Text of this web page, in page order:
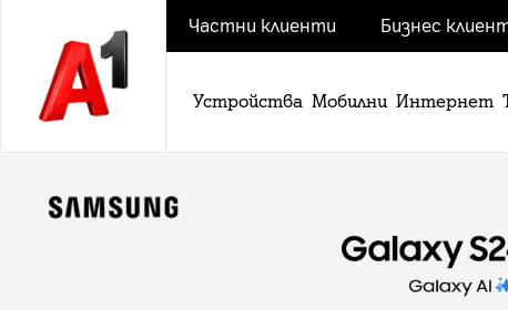
Частни клиенти Бизнес
Устройства Мобилни Интернет